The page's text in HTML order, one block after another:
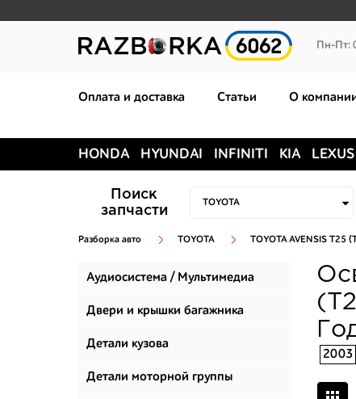
Пн-Пт:
Оплата и доставка Статьи О
HONDA HYUNDAI INFINITI KIA LEXUS
Поиск
запчасти
Разборка авто TOYOTA TOYOTA AVENSIS T25
Аудиосистема / Мультимедиа
Двери и крышки багажника
Детали кузова
Детали моторной группы
2003